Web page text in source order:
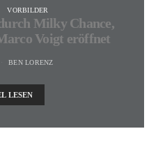
VORBILDER
Milky Chance,
Voigt eröffnet
BEN LORENZ
LESEN